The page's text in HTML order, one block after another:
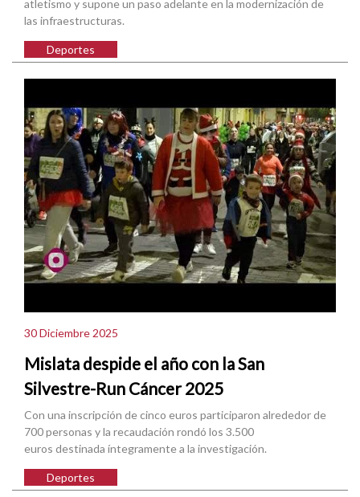
atletismo y supone un paso adelante en la modernización de
las infraestructuras.
Deportes
30 Diciembre 2025
Mislata despide el año con la San
Silvestre-Run Cáncer 2025
Con una inscripción de cinco euros participaron alrededor de
700 personas y la recaudación rondó los 3.500
euros destinada íntegramente a la investigación.
Deportes